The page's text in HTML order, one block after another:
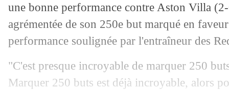
une bonne performance contre Aston Villa
agrémentée de son 250e but marqué en
performance soulignée par l'entraîneur des
"C'est presque incroyable de marquer 250
Marquer 250 buts est déjà incroyable, alors
02/11 L1 : Lens-Lorient, les compos
02/11 L1: Toulouse-Le Havre, les compos
L1 : Nantes-Metz, les compos